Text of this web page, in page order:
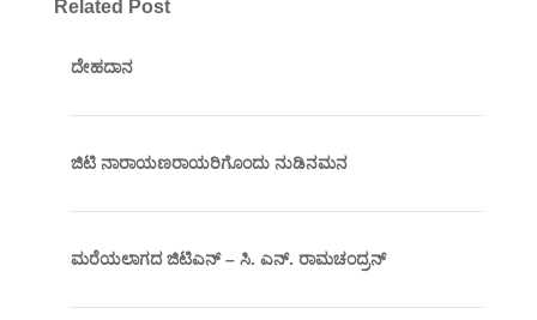
Related Post
ದೇಹದಾನ
ಜಿಟಿ ನಾರಾಯಣರಾಯರಿಗೊಂದು ನುಡಿನಮನ
ಮರೆಯಲಾಗದ ಜಿಟಿಎನ್ – ಸಿ. ಎನ್. ರಾಮಚಂದ್ರನ್